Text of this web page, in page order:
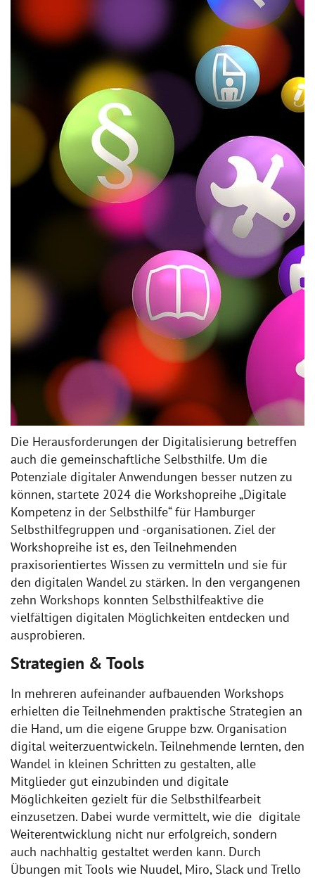
Die Herausforderungen der Digitalisie­rung betreffen
auch die gemeinschaftliche Selbsthilfe. Um die
Potenziale digitaler Anwendungen besser nutzen zu
können, startete 2024 die Workshopreihe „Digitale
Kompetenz in der Selbsthilfe“ für Hamburger
Selbsthilfegruppen und -organisationen. Ziel der
Workshopreihe ist es, den Teilnehmenden
praxisorientiertes Wissen zu vermitteln und sie für
den digitalen Wandel zu stärken. In den vergangenen
zehn Workshops konnten Selbsthilfeaktive die
vielfältigen digitalen Möglichkeiten entdecken und
ausprobieren.
Strategien & Tools
In mehreren aufeinander aufbauenden Workshops
erhielten die Teilnehmenden praktische Strategien an
die Hand, um die eigene Gruppe bzw. Organisation
digital weiterzuentwickeln. Teilnehmende lernten, den
Wandel in kleinen Schritten zu gestalten, alle
Mitglieder gut einzubinden und digitale
Möglichkeiten gezielt für die Selbsthilfearbeit
einzusetzen. Dabei wurde vermittelt, wie die digitale
Weiterentwicklung nicht nur erfolgreich, sondern
auch nachhaltig gestaltet werden kann. Durch
Übungen mit Tools wie Nuudel, Miro, Slack und Trello